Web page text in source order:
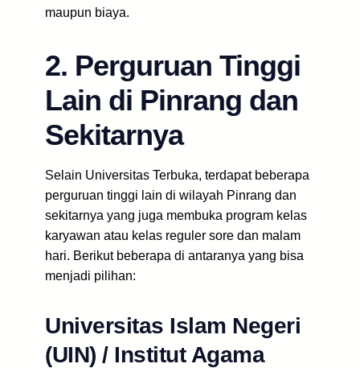
maupun biaya.
2. Perguruan Tinggi
Lain di Pinrang dan
Sekitarnya
Selain Universitas Terbuka, terdapat beberapa
perguruan tinggi lain di wilayah Pinrang dan
sekitarnya yang juga membuka program kelas
karyawan atau kelas reguler sore dan malam
hari. Berikut beberapa di antaranya yang bisa
menjadi pilihan:
Universitas Islam Negeri
(UIN) / Institut Agama